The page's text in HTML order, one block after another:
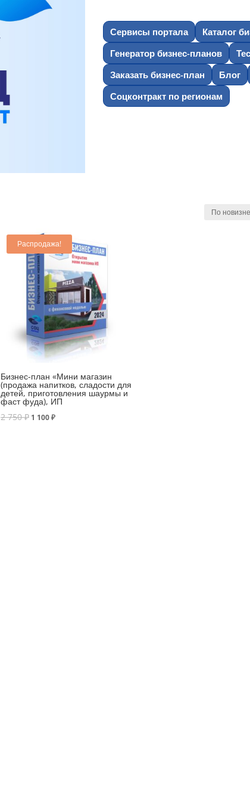
Сервисы портала
Каталог
Генератор бизнес-планов
Заказать бизнес-план
Блог
Соцконтракт по регионам
Распродажа!
Бизнес-план «Мини магазин
(продажа напитков, сладости для
детей, приготовления шаурмы и
фаст фуда), ИП
2 750₽ 1 100₽